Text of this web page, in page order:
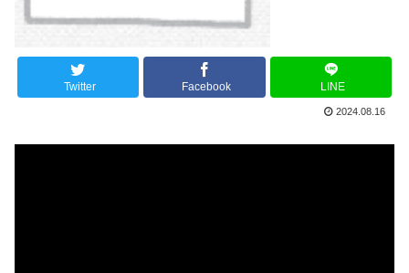
Twitter Facebook LINE
2024.08.16